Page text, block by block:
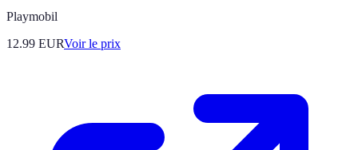
Playmobil
12.99 EURVoir le prix